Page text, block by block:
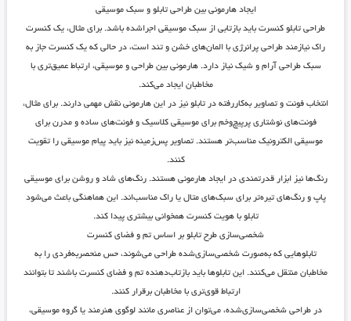
ایجاد هارمونی بین طراحی تابلو و سبک موسیقی
طراحی تابلو کنسرت باید بازتابی از سبک موسیقی اجراشده باشد. برای مثال، یک کنسرت
راک نیازمند طراحی پرانرژی با المان‌های خشن و تند است، در حالی که یک کنسرت جاز به
سبک طراحی آرام و شیک نیاز دارد. هارمونی بین طراحی و موسیقی، ارتباط عمیق‌تری با
مخاطبان ایجاد می‌کند.
انتخاب فونت و تصاویر به‌کاررفته در تابلو نیز در این هارمونی نقش مهمی دارند. برای مثال،
فونت‌های نوشتاری پرپیچ‌وخم برای موسیقی کلاسیک و فونت‌های ساده و مدرن برای
موسیقی الکترونیک مناسب‌تر هستند. تصاویر پس‌زمینه نیز باید پیام موسیقی را تقویت
کنند.
رنگ‌ها نیز ابزار قدرتمندی در ایجاد هارمونی هستند. رنگ‌های شاد و روشن برای موسیقی
پاپ و رنگ‌های تیره‌تر برای سبک‌های متال یا راک مناسب‌اند. این هماهنگی باعث می‌شود
تابلو با هویت کنسرت همخوانی بیشتری پیدا کند.
شخصی‌سازی طرح تابلو بر اساس تم و فضای کنسرت
تابلوهایی که به‌صورت شخصی‌سازی‌شده طراحی می‌شوند، حس منحصربه‌فردی را به
مخاطبان منتقل می‌کنند. این تابلوها باید بازتاب‌دهنده تم و فضای کنسرت باشند تا بتوانند
ارتباط قوی‌تری با مخاطبان برقرار کنند.
در طراحی شخصی‌سازی‌شده، می‌توان از عناصری مانند لوگوی هنرمند یا گروه موسیقی،